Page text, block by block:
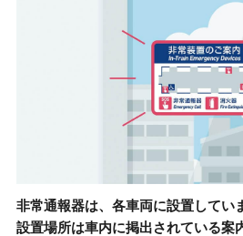
非常通報器は、各車両に設置してい
設置場所は車内に掲出されている案